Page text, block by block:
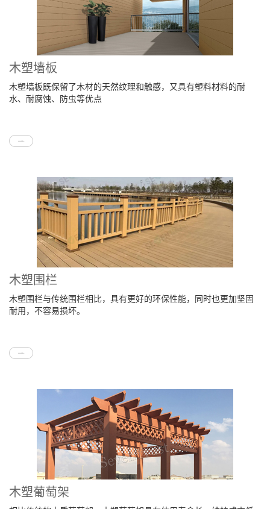
木塑墙板
木塑墙板既保留了木材的天然纹理和触感，又具有塑料材料的耐
水、耐腐蚀、防虫等优点
木塑围栏
木塑围栏与传统围栏相比，具有更好的环保性能，同时也更加坚固
耐用，不容易损坏。
木塑葡萄架